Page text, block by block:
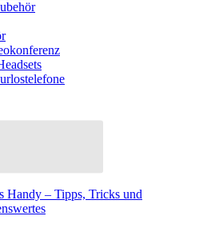
Handy – Tipps, Tricks und